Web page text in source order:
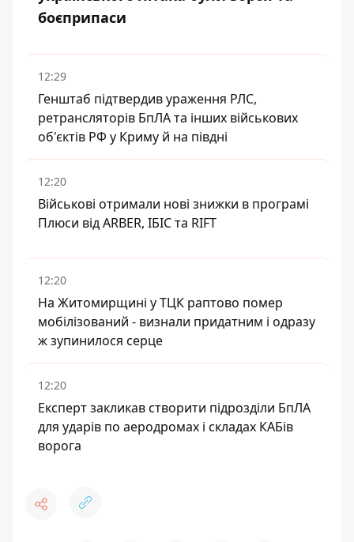
боєприпаси
12:29
Генштаб підтвердив ураження РЛС,
ретрансляторів БпЛА та інших військових
об'єктів РФ у Криму й на півдні
12:20
Військові отримали нові знижки в програмі
Плюси від ARBER, ІБІС та RIFT
12:20
На Житомирщині у ТЦК раптово помер
мобілізований - визнали придатним і одразу
ж зупинилося серце
12:20
Експерт закликав створити підрозділи БпЛА
для ударів по аеродромах і складах КАБів
ворога